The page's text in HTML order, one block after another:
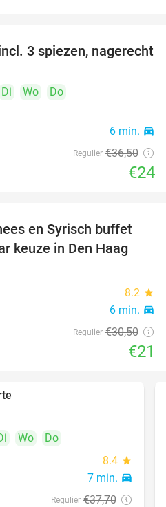
34%
3 spiezen, nagerecht
Di Wo
Do
6 min. directions_car
Regulier €36,50
€24
31%
en Syrisch buffet
keuze in Den Haag
8.2 star
6 min. directions_car
Regulier €30,50
€21
Wo
Do
8.4 star
7 min. directions_car
Regulier €37,70